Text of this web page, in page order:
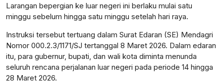
Larangan bepergian ke luar negeri ini berlaku mulai satu
minggu sebelum hingga satu minggu setelah hari raya.
Instruksi tersebut tertuang dalam Surat Edaran (SE) Mendagri
Nomor 000.2.3/1171/SJ tertanggal 8 Maret 2026. Dalam edaran
itu, para gubernur, bupati, dan wali kota diminta menunda
seluruh rencana perjalanan luar negeri pada periode 14 hingga
28 Maret 2026.